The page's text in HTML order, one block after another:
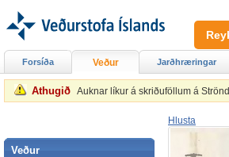
Athugið Auknar líkur á skriðuföllum á
Hlusta
Forsíða Veður Jarðhræringar
Veður